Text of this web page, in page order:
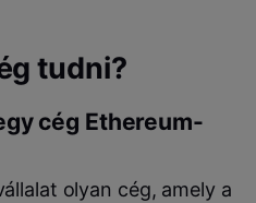
tudni?
cég Ethereum-
olyan cég, amely a